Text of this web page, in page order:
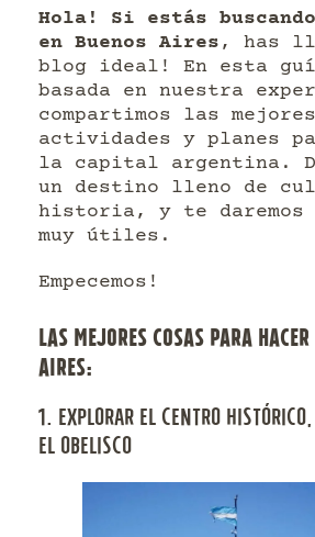
Hola! Si estás
en Buenos Aires , has
blog ideal! En esta
basada en nuestra
compartimos las mejores
actividades y planes
la capital argentina.
un destino lleno de
historia, y te daremos
muy útiles.
Empecemos!
LAS MEJORES COSAS PARA
AIRES:
1. EXPLORAR EL CENTRO
EL OBELISCO